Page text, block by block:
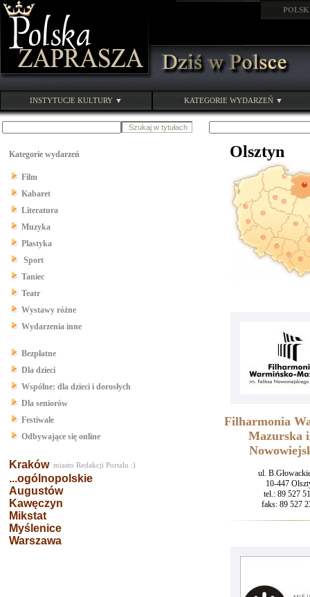
INSTYTUCJE KULTURY ▼ KATEGORIE WYDARZEŃ ▼
Kategorie wydarzeń
Film
Kabaret
Literatura
Muzyka
Plastyka
Sport
Taniec
Teatr
Wystawy różne
Wydarzenia inne
Bezpłatne
Dla dzieci
Wspólne: dla dzieci i dorosłych
Dla seniorów
Festiwale
Odbywające się online
Kraków miasto Redakcji Portalu :)
...ogólnopolskie
Augustów
Kawęczyn
Mikstat
Myślenice
Warszawa
Olsztyn
Filharmonia
Mazurska
ul.
10-447
tel.: 89 527
faks: 89 527